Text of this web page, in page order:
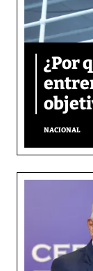
¿Por
NACIONAL